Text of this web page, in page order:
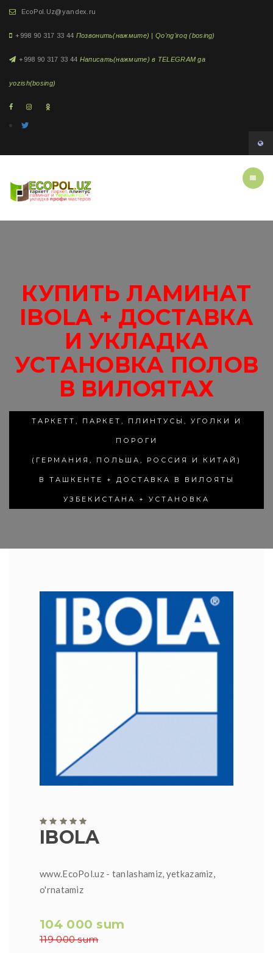
EcoPol.Uz@yandex.ru
+998 90 317 33 44 Позвонить(нажмите) | Qo'ng'iroq (bosing)
+998 90 317 33 44 Написать(нажмите) в TELEGRAM ga
yozish(bosing)
КУПИТЬ ЛАМИНАТ
IBOLA + ДОСТАВКА
И УКЛАДКА
УСТАНОВКА ПОЛОВ
В ВИЛОЯТАХ
ТАРКЕТТ, ПАРКЕТ, ПЛИНТУСЫ, УГОЛКИ И
ПОРОГИ
(ГЕРМАНИЯ, ПОЛЬША, РОССИЯ И КИТАЙ)
В ТАШКЕНТЕ + ДОСТАВКА В ВИЛОЯТЫ
УЗБЕКИСТАНА + УСТАНОВКА
IBOLA
www.EcoPol.uz - tanlashamiz, yetkazamiz,
o'rnatamiz
104 000 sum
119 000 sum